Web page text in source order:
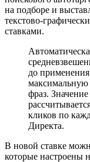
на подборе и
текстово-
ставками.
до
максимальную
фраз.
кликов по
Директа.
В новой ставке
которые настроены